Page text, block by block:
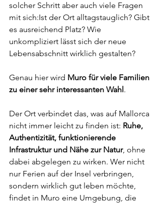
solcher Schritt aber auch viele Fragen
mit sich:Ist der Ort alltagstauglich? Gibt
es ausreichend Platz? Wie
unkompliziert lässt sich der neue
Lebensabschnitt wirklich gestalten?
Genau hier wird Muro für viele Familien
zu einer sehr interessanten Wahl.
Der Ort verbindet das, was auf Mallorca
nicht immer leicht zu finden ist: Ruhe,
Authentizität, funktionierende
Infrastruktur und Nähe zur Natur, ohne
dabei abgelegen zu wirken. Wer nicht
nur Ferien auf der Insel verbringen,
sondern wirklich gut leben möchte,
findet in Muro eine Umgebung, die